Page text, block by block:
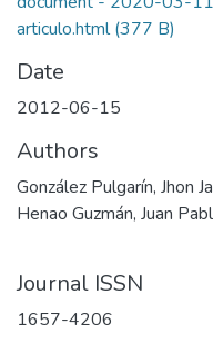
articulo.html(377 B)
Date
2012-06-15
Authors
González Pulgarín, Jhon
Henao Guzmán, Juan
Journal ISSN
1657-4206